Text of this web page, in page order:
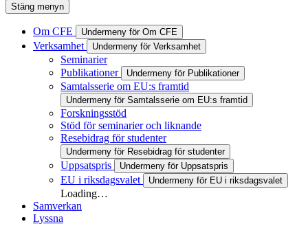
Stäng menyn
Om CFE Undermeny för Om CFE
Verksamhet Undermeny för Verksamhet
Seminarier
Publikationer
Undermeny för Publikationer
Samtalsserie om EU:s framtid
Undermeny för Samtalsserie om EU:s framtid
Forskningsstöd
Stöd för seminarier och liknande
Resebidrag för studenter
Undermeny för Resebidrag för studenter
Uppsatspris Undermeny för Uppsatspris
EU i riksdagsvalet Undermeny för EU i riksdagsvalet
Loading…
Samverkan
Lyssna